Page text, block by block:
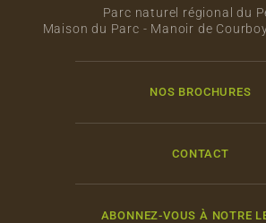
Parc naturel régional du
Maison du Parc - Manoir de
NOS BROCHURES
CONTACT
ABONNEZ-VOUS À NOTRE